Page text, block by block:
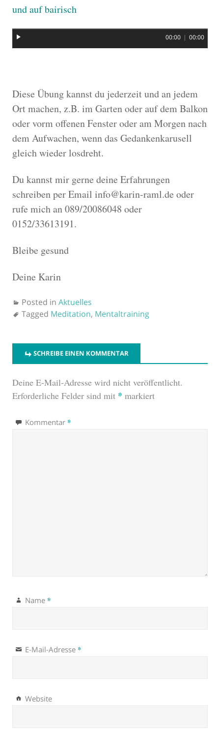
und auf bairisch
00:00 | 00:00
Diese Übung kannst du jederzeit und an jedem
Ort machen, z.B. im Garten oder auf dem Balkon
oder vorm offenen Fenster oder am Morgen nach
dem Aufwachen, wenn das Gedankenkarusell
gleich wieder losdreht.
Du kannst mir gerne deine Erfahrungen
schreiben per Email info@karin-raml.de oder
rufe mich an 089/20086048 oder
0152/33613191.
Bleibe gesund
Deine Karin
Posted in Aktuelles
Tagged Meditation, Mentaltraining
SCHREIBE EINEN KOMMENTAR
Deine E-Mail-Adresse wird nicht veröffentlicht.
Erforderliche Felder sind mit * markiert
Kommentar *
Name *
E-Mail-Adresse *
Website